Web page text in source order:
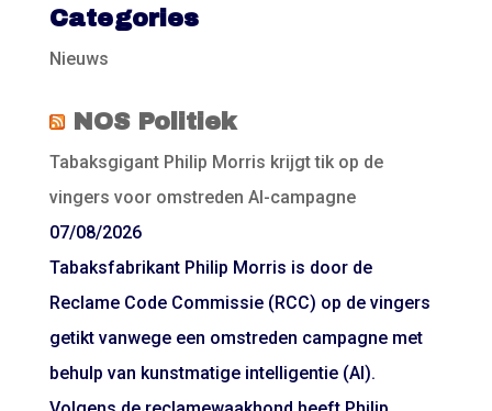
Categories
Nieuws
NOS Politiek
Tabaksgigant Philip Morris krijgt tik op de
vingers voor omstreden AI-campagne
07/08/2026
Tabaksfabrikant Philip Morris is door de
Reclame Code Commissie (RCC) op de vingers
getikt vanwege een omstreden campagne met
behulp van kunstmatige intelligentie (AI).